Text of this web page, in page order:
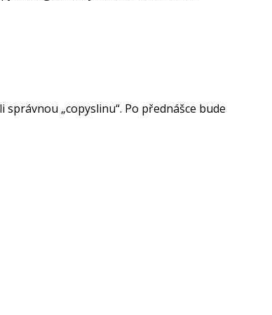
„copyslinu“. Po přednášce bude